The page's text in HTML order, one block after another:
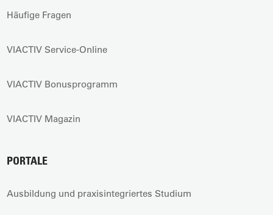
Häufige Fragen
VIACTIV Service-Online
VIACTIV Bonusprogramm
VIACTIV Magazin
PORTALE
Ausbildung und praxisintegriertes Studium